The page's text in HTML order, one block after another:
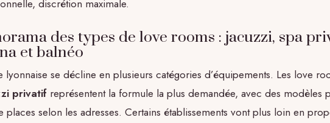
discrétion maximale.
des types de love rooms : jacuzzi, spa
et balnéo
lyonnaise se décline en plusieurs catégories d’équipements. Les love
privatif représentent la formule la plus demandée, avec des modèles
places selon les adresses. Certains établissements vont plus loin en